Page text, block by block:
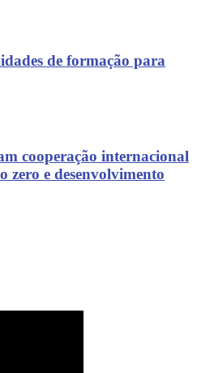
de formação para
cooperação internacional
zero e desenvolvimento